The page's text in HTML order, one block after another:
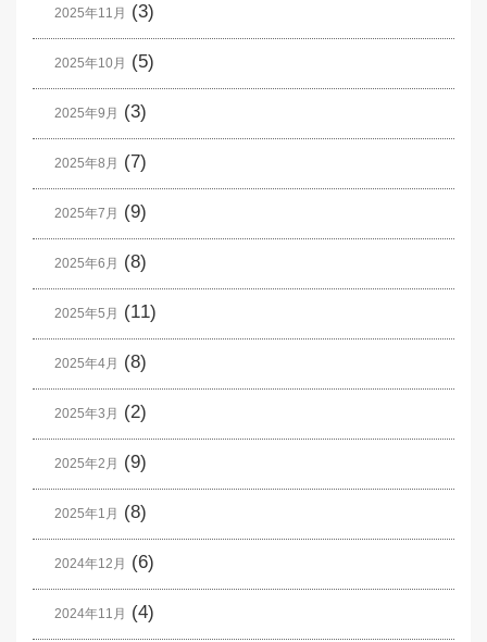
2025年11月 (3)
2025年10月 (5)
2025年9月 (3)
2025年8月 (7)
2025年7月 (9)
2025年6月 (8)
2025年5月 (11)
2025年4月 (8)
2025年3月 (2)
2025年2月 (9)
2025年1月 (8)
2024年12月 (6)
2024年11月 (4)